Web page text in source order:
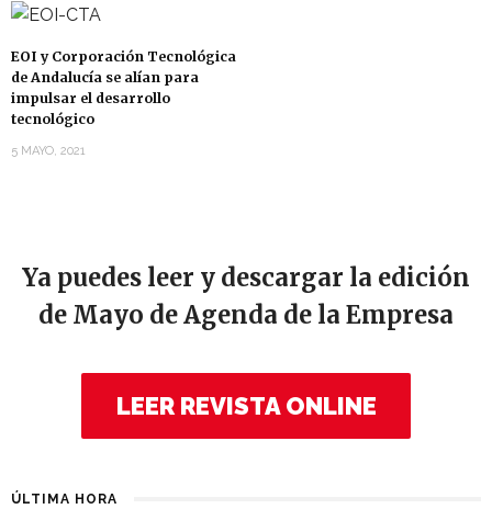
EOI y Corporación Tecnológica
de Andalucía se alían para
impulsar el desarrollo
tecnológico
5 MAYO, 2021
Ya puedes leer y descargar la edición
de Mayo de Agenda de la Empresa
LEER REVISTA ONLINE
ÚLTIMA HORA